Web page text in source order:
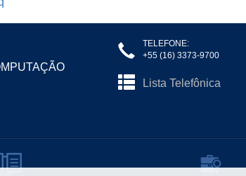
TELEFONE:
+55 (16) 3373-9700
Lista Telefônica